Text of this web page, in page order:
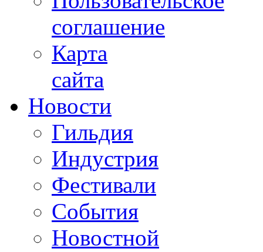
соглашение
Карта
сайта
Новости
Гильдия
Индустрия
Фестивали
События
Новостной